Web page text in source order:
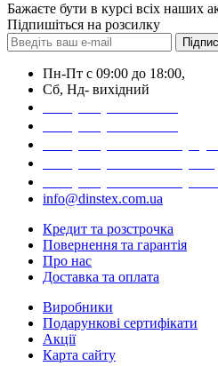
Бажаєте бути в курсі всіх наших
Підпишіться на розсилку
Пн-Пт с 09:00 до 18:00,
Сб, Нд- вихідний
info@dinstex.com.ua
Кредит та розстрочка
Повернення та гарантія
Про нас
Доставка та оплата
Виробники
Подарункові сертифікати
Акції
Карта сайту